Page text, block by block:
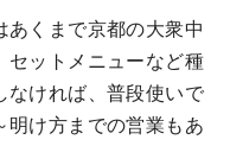
くまで京都の大衆中
セットメニューなど種
なければ、普段使いで
明け方までの営業もあ